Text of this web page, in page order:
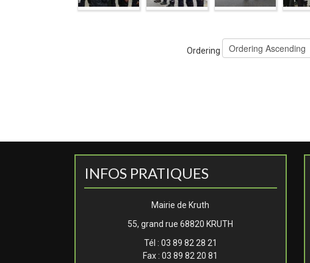
Ordering
INFOS PRATIQUES
Mairie de Kruth
55, grand rue 68820 KRUTH
Tél : 03 89 82 28 21
Fax : 03 89 82 20 81